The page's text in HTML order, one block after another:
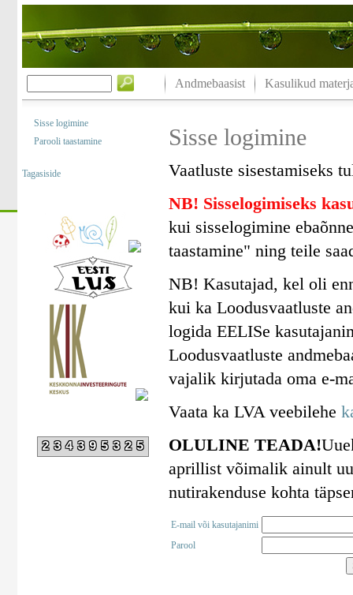
Andmebaasist Kasulikud
Sisse logimine
Parooli taastamine
Tagasiside
234395325
Sisse logimine
Vaatluste sisestamiseks
NB! Sisselogimiseks
kui sisselogimine
taastamine" ning teile
NB! Kasutajad, kel oli
kui ka Loodusvaatluste
logida EELISe
Loodusvaatluste
vajalik kirjutada oma e-
Vaata ka LVA veebilehe
OLULINE TEADA!
aprillist võimalik ainult
nutirakenduse kohta
E-mail või kasutajanimi
Parool